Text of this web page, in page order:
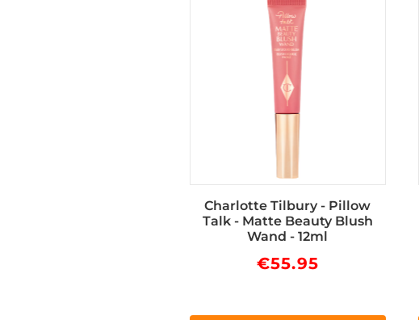
Charlotte Tilbury - Pillow
Talk - Matte Beauty Blush
Wand - 12ml
€55.95